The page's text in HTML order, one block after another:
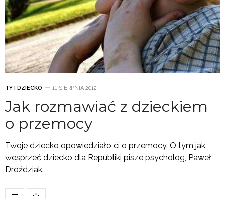
TY I DZIECKO 11 SIERPNIA 2012
Jak rozmawiać z dzieckiem
o przemocy
Twoje dziecko opowiedziało ci o przemocy. O tym jak
wesprzeć dziecko dla Republiki pisze psycholog, Paweł
Droździak.